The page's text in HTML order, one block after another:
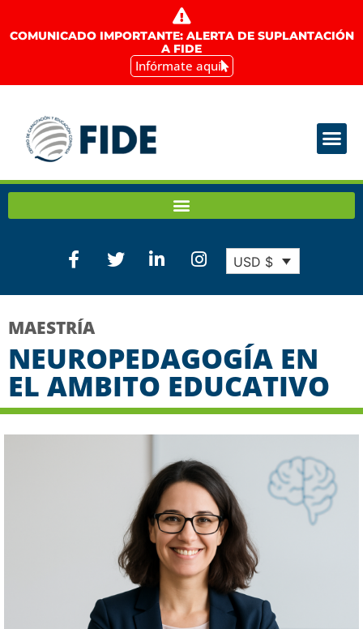
COMUNICADO IMPORTANTE: ALERTA DE SUPLANTACIÓN
A FIDE
Infórmate aquí
USD $
MAESTRÍA
NEUROPEDAGOGÍA EN
EL AMBITO EDUCATIVO